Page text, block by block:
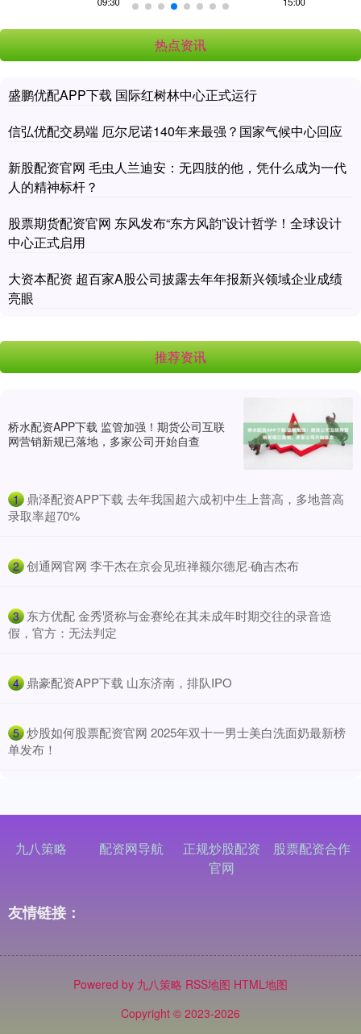
热点资讯
盛鹏优配APP下载 国际红树林中心正式运行
信弘优配交易端 厄尔尼诺140年来最强？国家气候中心回应
新股配资官网 毛虫人兰迪安：无四肢的他，凭什么成为一代
人的精神标杆？
股票期货配资官网 东风发布“东方风韵”设计哲学！全球设计
中心正式启用
大资本配资 超百家A股公司披露去年年报新兴领域企业成绩
亮眼
推荐资讯
桥水配资APP下载 监管加强！期货公司互联
网营销新规已落地，多家公司开始自查
1 ​鼎泽配资APP下载 去年我国超六成初中生上普高，多地普高
录取率超70%
2 ​创通网官网 李干杰在京会见班禅额尔德尼·确吉杰布
3 ​东方优配 金秀贤称与金赛纶在其未成年时期交往的录音造
假，官方：无法判定
4 ​鼎豪配资APP下载 山东济南，排队IPO
5 ​炒股如何股票配资官网 2025年双十一男士美白洗面奶最新榜
单发布！
九八策略 配资网导航
正规炒股配资
官网
股票配资合作
友情链接：
Powered by 九八策略 RSS地图 HTML地图
Copyright © 2023-2026